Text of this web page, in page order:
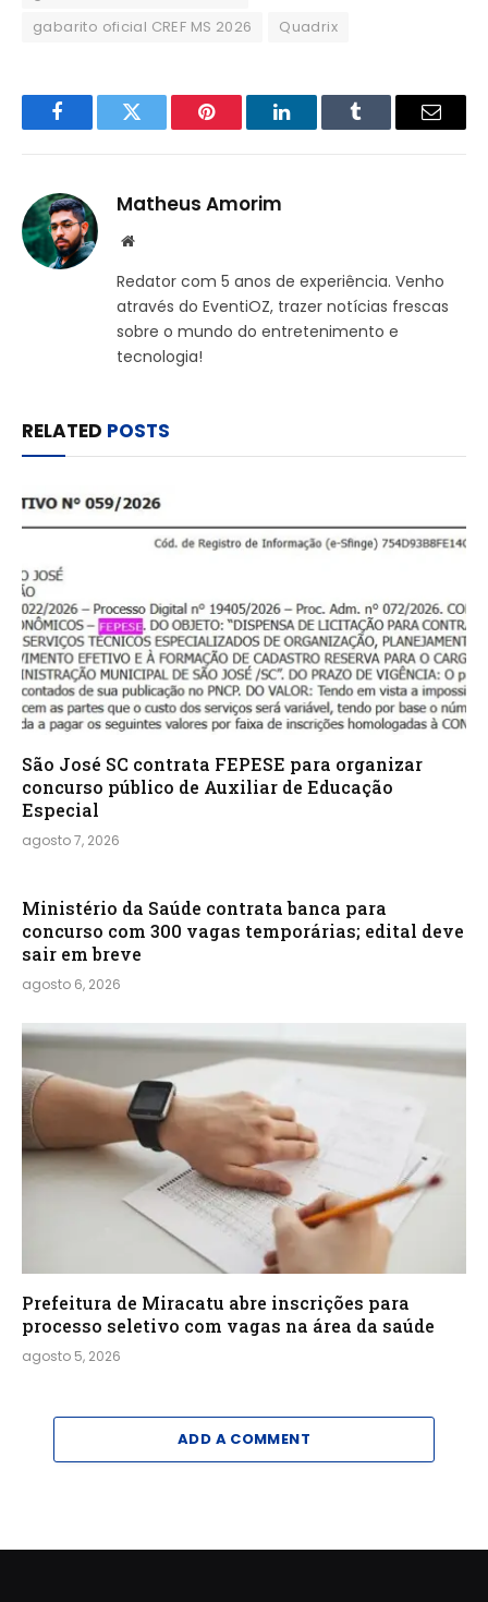
gabarito oficial CREF MS 2026
Quadrix
FacebookTwitter Pinterest LinkedInTumblr Email
Matheus Amorim
Website
Redator com 5 anos de experiência. Venho
através do EventiOZ, trazer notícias frescas
sobre o mundo do entretenimento e
tecnologia!
RELATED POSTS
São José SC contrata FEPESE para organizar
concurso público de Auxiliar de Educação
Especial
agosto 7, 2026
Ministério da Saúde contrata banca para
concurso com 300 vagas temporárias; edital deve
sair em breve
agosto 6, 2026
Prefeitura de Miracatu abre inscrições para
processo seletivo com vagas na área da saúde
agosto 5, 2026
ADD A COMMENT